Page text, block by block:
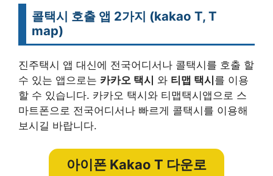
콜택시 호출 앱 2가지 (kakao T, T
map)
진주택시 앱 대신에 전국어디서나 콜택시를 호출 할
수 있는 앱으로는 카카오 택시 와 티맵 택시를 이용
할 수 있습니다. 카카오 택시와 티맵택시앱으로 스
마트폰으로 전국어디서나 빠르게 콜택시를 이용해
보시길 바랍니다.
아이폰 Kakao T 다운로